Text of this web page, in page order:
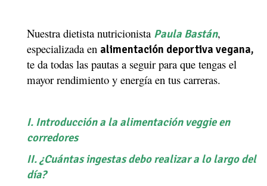
Nuestra dietista nutricionista Paula Bastán,
especializada en alimentación deportiva vegana,
te da todas las pautas a seguir para que tengas el
mayor rendimiento y energía en tus carreras.
I. Introducción a la alimentación veggie en
corredores
II. ¿Cuántas ingestas debo realizar a lo largo del
día?